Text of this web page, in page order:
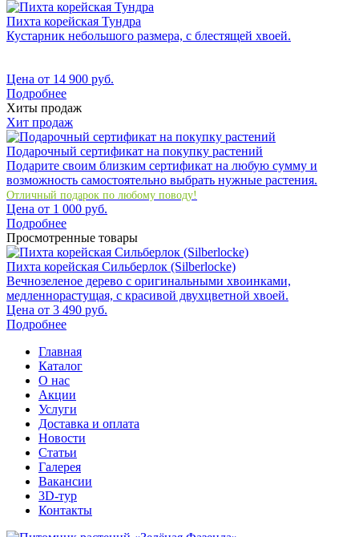
Пихта корейская Тундра
Кустарник небольшого размера, с блестящей хвоей.
Цена от 14 900 руб.
Подробнее
Хиты продаж
Хит продаж
Подарочный сертификат на покупку растений
Подарите своим близким сертификат на любую сумму и
возможность самостоятельно выбрать нужные растения.
Отличный подарок по любому поводу!
Цена от 1 000 руб.
Подробнее
Просмотренные товары
Пихта корейская Сильберлок (Silberlocke)
Вечнозеленое дерево с оригинальными хвоинками,
медленнорастущая, с красивой двухцветной хвоей.
Цена от 3 490 руб.
Подробнее
Главная
Каталог
О нас
Акции
Услуги
Доставка и оплата
Новости
Статьи
Галерея
Вакансии
3D-тур
Контакты